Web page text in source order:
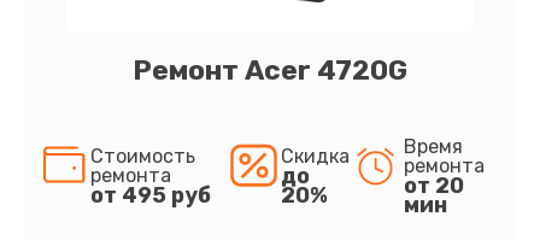
Ремонт Acer 4720G
Стоимость
ремонта
от 495 руб
Скидка
до
20%
Время
ремонта
от 20
мин